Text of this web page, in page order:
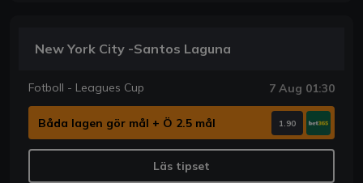
New York City -Santos Laguna
Fotboll - Leagues Cup 7 Aug 01:30
Båda lagen gör mål + Ö 2.5 mål 1.90
Läs tipset